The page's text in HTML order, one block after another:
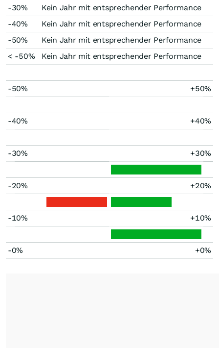
-30%
Kein Jahr mit entsprechender Performance
-40%
Kein Jahr mit entsprechender Performance
-50%
Kein Jahr mit entsprechender Performance
< -50%
Kein Jahr mit entsprechender Performance
-50% +50%
-40% +40%
-30% +30%
-20% +20%
-10% +10%
-0% +0%